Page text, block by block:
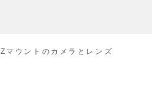
Zマウントのカメラとレンズ